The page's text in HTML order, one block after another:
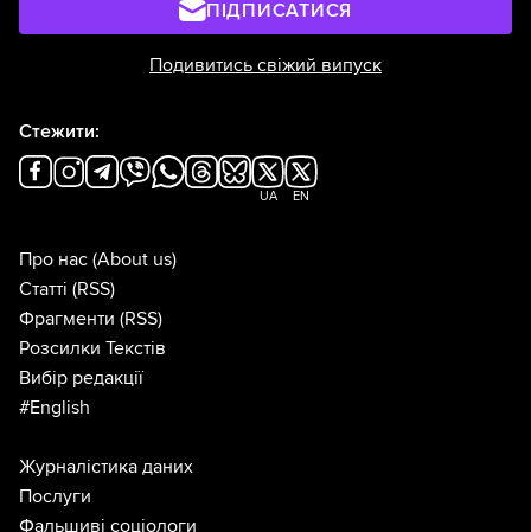
ПІДПИСАТИСЯ
Подивитись свіжий випуск
Стежити:
UA EN
Про нас (About us)
Статті (RSS)
Фрагменти (RSS)
Розсилки Текстів
Вибір редакції
#English
Журналістика даних
Послуги
Фальшиві соціологи